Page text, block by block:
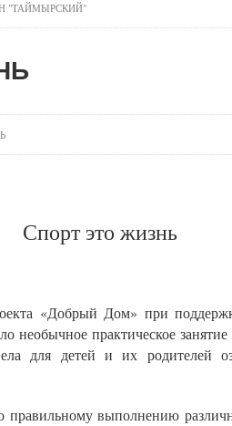
"ТАЙМЫРСКИЙ"
Спорт это жизнь
«Добрый Дом» при
практическое занятие
для детей и их родителей
правильному выполнению